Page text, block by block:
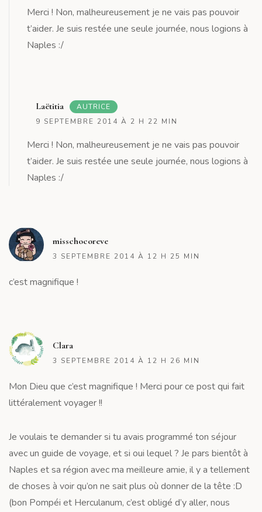
Merci ! Non, malheureusement je ne vais pas pouvoir
t’aider. Je suis restée une seule journée, nous logions à
Naples :/
Laëtitia
AUTRICE
9 SEPTEMBRE 2014 À 2 H 22 MIN
Merci ! Non, malheureusement je ne vais pas pouvoir
t’aider. Je suis restée une seule journée, nous logions à
Naples :/
misschocoreve
3 SEPTEMBRE 2014 À 12 H 25 MIN
c’est magnifique !
Clara
3 SEPTEMBRE 2014 À 12 H 26 MIN
Mon Dieu que c’est magnifique ! Merci pour ce post qui fait
littéralement voyager !!
Je voulais te demander si tu avais programmé ton séjour
avec un guide de voyage, et si oui lequel ? Je pars bientôt à
Naples et sa région avec ma meilleure amie, il y a tellement
de choses à voir qu’on ne sait plus où donner de la tête :D
(bon Pompéi et Herculanum, c’est obligé d’y aller, nous